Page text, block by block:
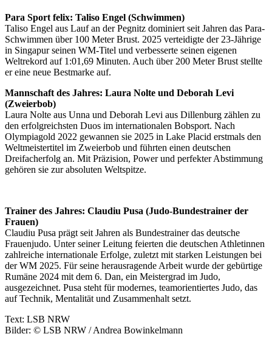
Para Sport felix: Taliso Engel (Schwimmen)
Taliso Engel aus Lauf an der Pegnitz dominiert seit Jahren das Para-
Schwimmen über 100 Meter Brust. 2025 verteidigte der 23-Jährige
in Singapur seinen WM-Titel und verbesserte seinen eigenen
Weltrekord auf 1:01,69 Minuten. Auch über 200 Meter Brust stellte
er eine neue Bestmarke auf.
Mannschaft des Jahres: Laura Nolte und Deborah Levi
(Zweierbob)
Laura Nolte aus Unna und Deborah Levi aus Dillenburg zählen zu
den erfolgreichsten Duos im internationalen Bobsport. Nach
Olympiagold 2022 gewannen sie 2025 in Lake Placid erstmals den
Weltmeistertitel im Zweierbob und führten einen deutschen
Dreifacherfolg an. Mit Präzision, Power und perfekter Abstimmung
gehören sie zur absoluten Weltspitze.
Trainer des Jahres: Claudiu Pusa (Judo-Bundestrainer der
Frauen)
Claudiu Pusa prägt seit Jahren als Bundestrainer das deutsche
Frauenjudo. Unter seiner Leitung feierten die deutschen Athletinnen
zahlreiche internationale Erfolge, zuletzt mit starken Leistungen bei
der WM 2025. Für seine herausragende Arbeit wurde der gebürtige
Rumäne 2024 mit dem 6. Dan, ein Meistergrad im Judo,
ausgezeichnet. Pusa steht für modernes, teamorientiertes Judo, das
auf Technik, Mentalität und Zusammenhalt setzt.
Text: LSB NRW
Bilder: © LSB NRW / Andrea Bowinkelmann